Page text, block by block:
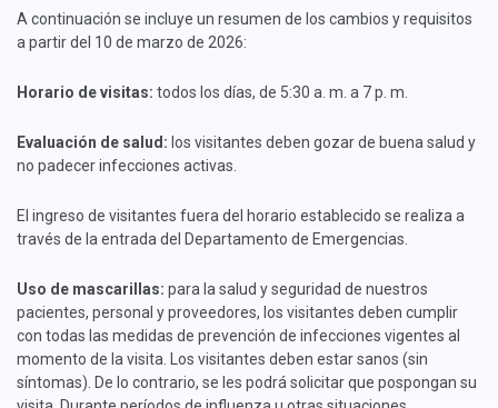
A continuación se incluye un resumen de los cambios y requisitos
a partir del 10 de marzo de 2026:
Horario de visitas: todos los días, de 5:30 a. m. a 7 p. m.
Evaluación de salud: los visitantes deben gozar de buena salud y
no padecer infecciones activas.
El ingreso de visitantes fuera del horario establecido se realiza a
través de la entrada del Departamento de Emergencias.
Uso de mascarillas: para la salud y seguridad de nuestros
pacientes, personal y proveedores, los visitantes deben cumplir
con todas las medidas de prevención de infecciones vigentes al
momento de la visita. Los visitantes deben estar sanos (sin
síntomas). De lo contrario, se les podrá solicitar que pospongan su